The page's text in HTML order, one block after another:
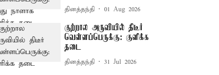
தினத்தந்தி 01 Aug 2026
குற்றால அருவியில் திடீர்
வெள்ளப்பெருக்கு: குளிக்க
தடை
தினத்தந்தி 31 Jul 2026